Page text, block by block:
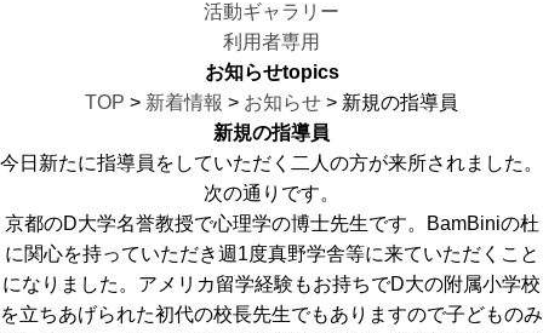
活動ギャラリー
利用者専用
お知らせtopics
TOP > 新着情報 > お知らせ > 新規の指導員
新規の指導員
今日新たに指導員をしていただく二人の方が来所されました。
次の通りです。
京都のD大学名誉教授で心理学の博士先生です。BamBiniの杜
に関心を持っていただき週1度真野学舎等に来ていただくこと
になりました。アメリカ留学経験もお持ちでD大の附属小学校
を立ちあげられた初代の校長先生でもありますので子どものみ